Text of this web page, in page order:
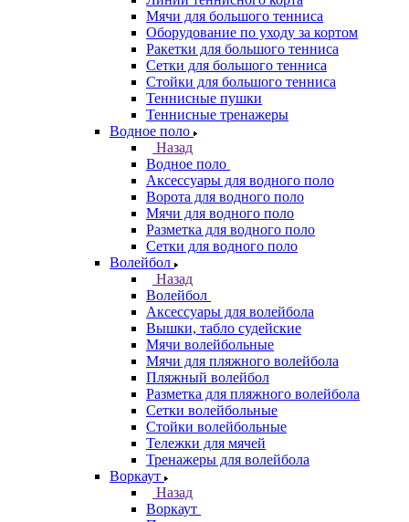
Мячи для большого тенниса
Оборудование по уходу за кортом
Ракетки для большого тенниса
Сетки для большого тенниса
Стойки для большого тенниса
Теннисные пушки
Теннисные тренажеры
Водное поло
Назад
Водное поло
Аксессуары для водного поло
Ворота для водного поло
Мячи для водного поло
Разметка для водного поло
Сетки для водного поло
Волейбол
Назад
Волейбол
Аксессуары для волейбола
Вышки, табло судейские
Мячи волейбольные
Мячи для пляжного волейбола
Пляжный волейбол
Разметка для пляжного волейбола
Сетки волейбольные
Стойки волейбольные
Тележки для мячей
Тренажеры для волейбола
Воркаут
Назад
Воркаут